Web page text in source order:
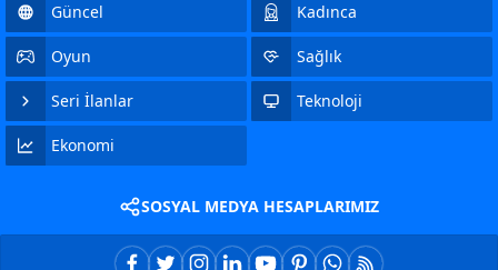
Güncel Kadınca
Oyun Sağlık
Seri İlanlar Teknoloji
Ekonomi
SOSYAL MEDYA HESAPLARIMIZ